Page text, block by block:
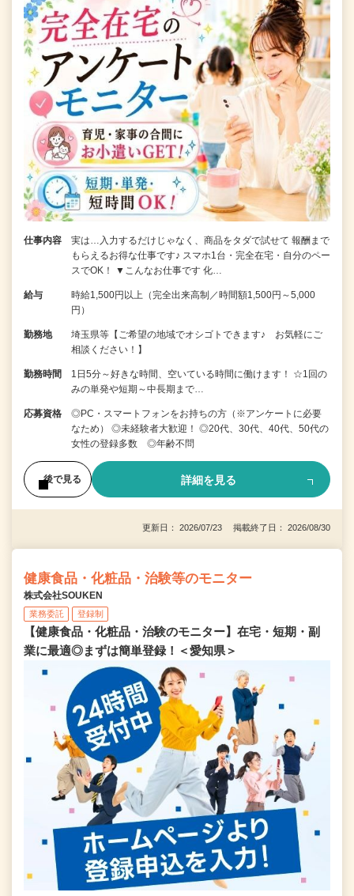
仕事内容
実は…入力するだけじゃなく、商品をタダで試せて 報酬まで
もらえるお得な仕事です♪ スマホ1台・完全在宅・自分のペー
スでOK！ ▼こんなお仕事です 化…
給与
時給1,500円以上（完全出来高制／時間額1,500円～5,000
円）
勤務地
埼玉県等【ご希望の地域でオシゴトできます♪ お気軽にご
相談ください！】
勤務時間
1日5分～好きな時間、空いている時間に働けます！ ☆1回の
みの単発や短期～中長期まで…
応募資格
◎PC・スマートフォンをお持ちの方（※アンケートに必要
なため） ◎未経験者大歓迎！ ◎20代、30代、40代、50代の
女性の登録多数 ◎年齢不問
後で見る 詳細を見る
更新日： 2026/07/23 掲載終了日： 2026/08/30
健康食品・化粧品・治験等のモニター
株式会社SOUKEN
業務委託 登録制
【健康食品・化粧品・治験のモニター】在宅・短期・副
業に最適◎まずは簡単登録！＜愛知県＞